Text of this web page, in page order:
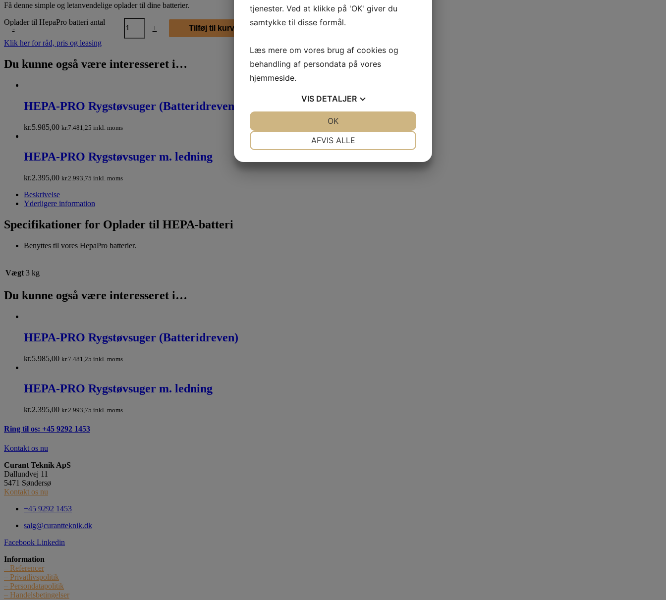
Få denne simple og letanvendelige oplader til dine batterier.
-
Oplader til HepaPro batteri antal
+
Tilføj til kurv
Klik her for råd, pris og leasing
Du kunne også være interesseret i…
HEPA-PRO Rygstøvsuger (Batteridreven)
kr.5.985,00 kr.7.481,25 inkl. moms
HEPA-PRO Rygstøvsuger m. ledning
kr.2.395,00 kr.2.993,75 inkl. moms
Beskrivelse
Yderligere information
Specifikationer for Oplader til HEPA-batteri
Benyttes til vores HepaPro batterier.
Vægt 3 kg
Du kunne også være interesseret i…
HEPA-PRO Rygstøvsuger (Batteridreven)
kr.5.985,00 kr.7.481,25 inkl. moms
HEPA-PRO Rygstøvsuger m. ledning
kr.2.395,00 kr.2.993,75 inkl. moms
Ring til os: +45 9292 1453
Kontakt os nu
Curant Teknik ApS
Dallundvej 11
5471 Søndersø
Kontakt os nu
+45 9292 1453
salg@curantteknik.dk
Facebook Linkedin
Information
– Referencer
– Privatlivspolitik
– Persondatapolitik
– Handelsbetingelser
tjenester. Ved at klikke på 'OK' giver du
samtykke til disse formål.
Læs mere om vores brug af cookies og
behandling af persondata på vores
hjemmeside.
VIS DETALJER
AFVIS ALLE
OK